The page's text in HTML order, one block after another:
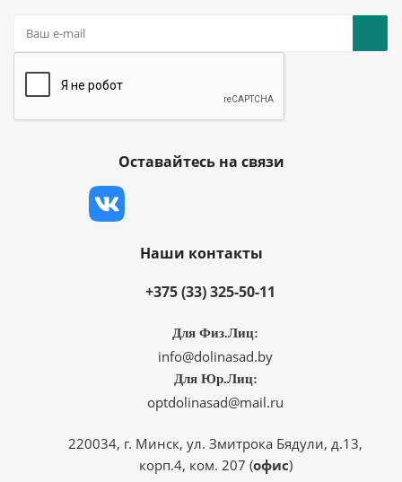
Оставайтесь на связи
Наши контакты
+375 (33) 325-50-11
Для Физ.Лиц:
info@dolinasad.by
Для Юр.Лиц:
optdolinasad@mail.ru
220034, г. Минск, ул. Змитрока Бядули, д.13,
корп.4, ком. 207 (офис)